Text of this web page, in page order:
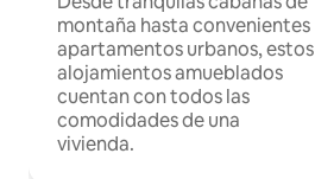
montaña hasta convenientes
apartamentos urbanos, estos
alojamientos amueblados
cuentan con todos las
comodidades de una
vivienda.